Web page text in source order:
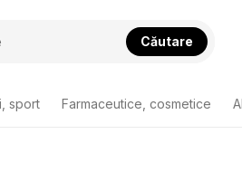
Căutare
sport Farmaceutice, cosmetice